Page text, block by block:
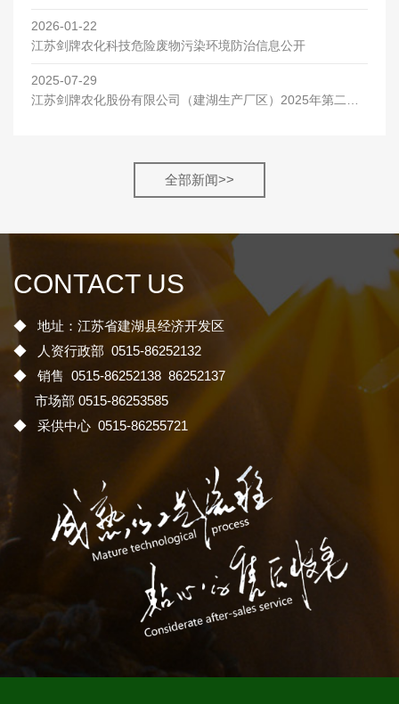
2026-01-22
江苏剑牌农化科技危险废物污染环境防治信息公开
2025-07-29
江苏剑牌农化股份有限公司（建湖生产厂区）2025年第二季
全部新闻>>
CONTACT US
◆ 地址：江苏省建湖县经济开发区
◆ 人资行政部 0515-86252132
◆ 销售 0515-86252138 86252137
市场部 0515-86253585
◆ 采供中心 0515-86255721